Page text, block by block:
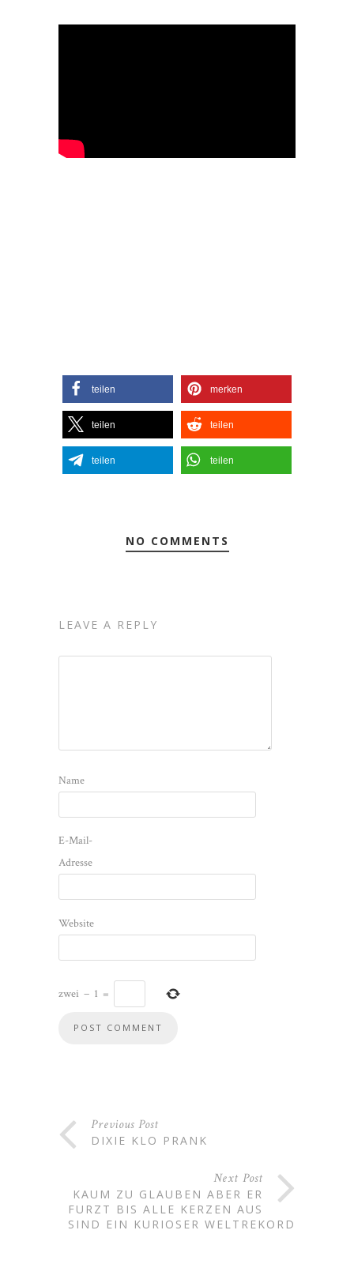
teilen merken
teilen teilen
teilen teilen
NO COMMENTS
LEAVE A REPLY
Name
E-Mail-
Adresse
Website
zwei − 1 =
Previous Post
DIXIE KLO PRANK
Next Post
KAUM ZU GLAUBEN ABER ER
FURZT BIS ALLE KERZEN AUS
SIND EIN KURIOSER WELTREKORD